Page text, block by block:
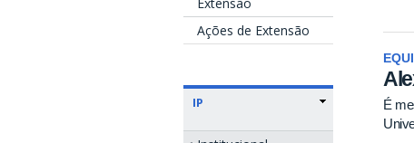
Ações de Extensão
IP
É